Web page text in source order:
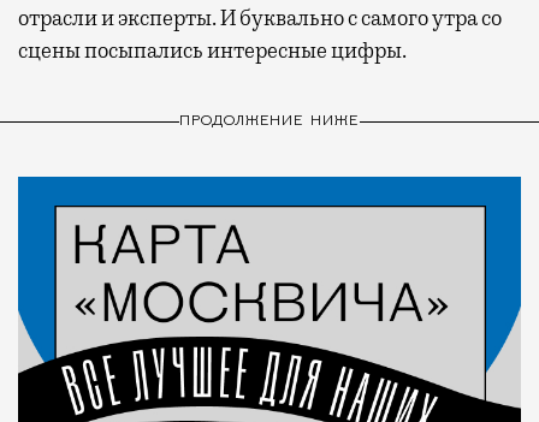
отрасли и эксперты. И буквально с самого утра со
сцены посыпались интересные цифры.
ПРОДОЛЖЕНИЕ НИЖЕ